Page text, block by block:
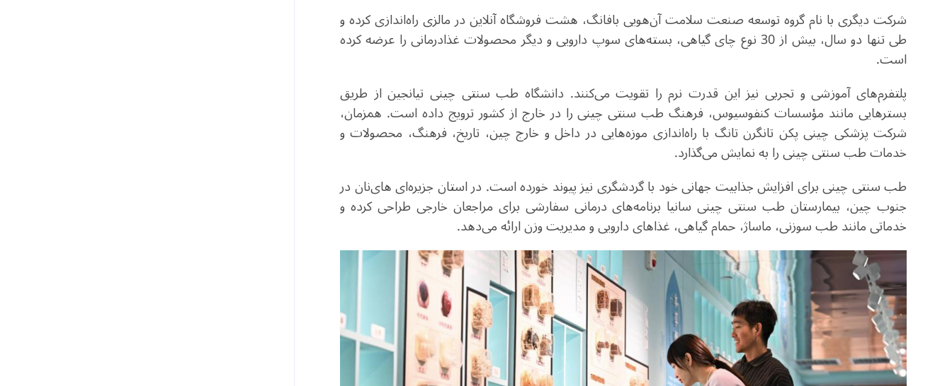
شرکت دیگری با نام گروه توسعه صنعت سلامت آن‌هویی بافانگ، هشت فروشگاه آنلاین در مالزی راه‌اندازی کرده و
طی تنها دو سال، بیش از 30 نوع چای گیاهی، بسته‌های سوپ دارویی و دیگر محصولات غذادرمانی را عرضه کرده
است.
پلتفرم‌های آموزشی و تجربی نیز این قدرت نرم را تقویت می‌کنند. دانشگاه طب سنتی چینی تیانجین از طریق
بسترهایی مانند مؤسسات کنفوسیوس، فرهنگ طب سنتی چینی را در خارج از کشور ترویج داده است. همزمان،
شرکت پزشکی چینی پکن تانگرن تانگ با راه‌اندازی موزه‌هایی در داخل و خارج چین، تاریخ، فرهنگ، محصولات و
خدمات طب سنتی چینی را به نمایش می‌گذارد.
طب سنتی چینی برای افزایش جذابیت جهانی خود با گردشگری نیز پیوند خورده است. در استان جزیره‌ای های‌نان در
جنوب چین، بیمارستان طب سنتی چینی سانیا برنامه‌های درمانی سفارشی برای مراجعان خارجی طراحی کرده و
خدماتی مانند طب سوزنی، ماساژ، حمام گیاهی، غذاهای دارویی و مدیریت وزن ارائه می‌دهد.